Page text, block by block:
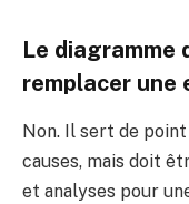
Le diagramme
remplacer une
Non. Il sert de
causes, mais doit
et analyses pour